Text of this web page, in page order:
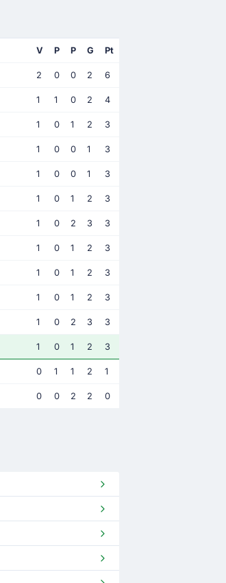
V P P G Pt
2 0 0 2 6
1 1 0 2 4
1 0 1 2 3
1 0 0 1 3
1 0 0 1 3
1 0 1 2 3
1 0 2 3 3
1 0 1 2 3
1 0 1 2 3
1 0 1 2 3
1 0 2 3 3
1 0 1 2 3
0 1 1 2 1
0 0 2 2 0